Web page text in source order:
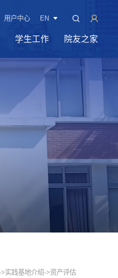
用户中心 EN
学生工作 院友之家
实践基地介绍->资产评估